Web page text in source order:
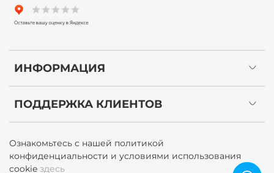
ИНФОРМАЦИЯ
ПОДДЕРЖКА КЛИЕНТОВ
Ознакомьтесь с нашей политикой
конфиденциальности и условиями использования
cookie здесь